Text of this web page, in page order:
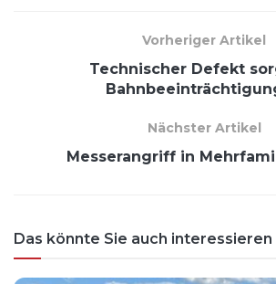
Vorheriger Artikel
Technischer Defekt
Nächster Artikel
Messerangriff in
Das könnte Sie auch interessieren